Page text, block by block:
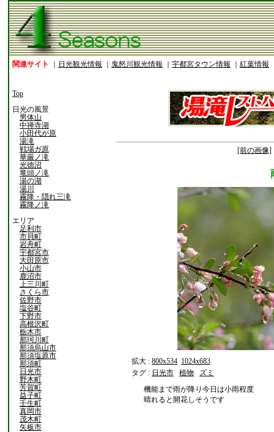
関連サイト 日光観光情報 鬼怒川観光情報 宇都宮タウン情報 紅葉情報
Top
日光の風景
男体山
中禅寺湖
小田代が原
湯滝
戦場ガ原
華厳ノ滝
光徳沼
竜頭ノ滝
湯の湖
湯川
霧降・隠れ三滝
霧降ノ滝
エリア
足利市
市貝町
岩舟町
宇都宮市
大田原市
小山市
鹿沼市
上三川町
さくら市
佐野市
塩谷町
下野市
高根沢町
栃木市
那珂川町
那須烏山市
那須塩原市
那須町
日光市
野木町
芳賀町
益子町
壬生町
真岡市
茂木町
矢板市
[前の画像]
拡大 : 800x534 1024x683
タグ : 日光市 植物
ズミ
機能まで雨が降り今日は小雨程度
晴れると開花しそうです